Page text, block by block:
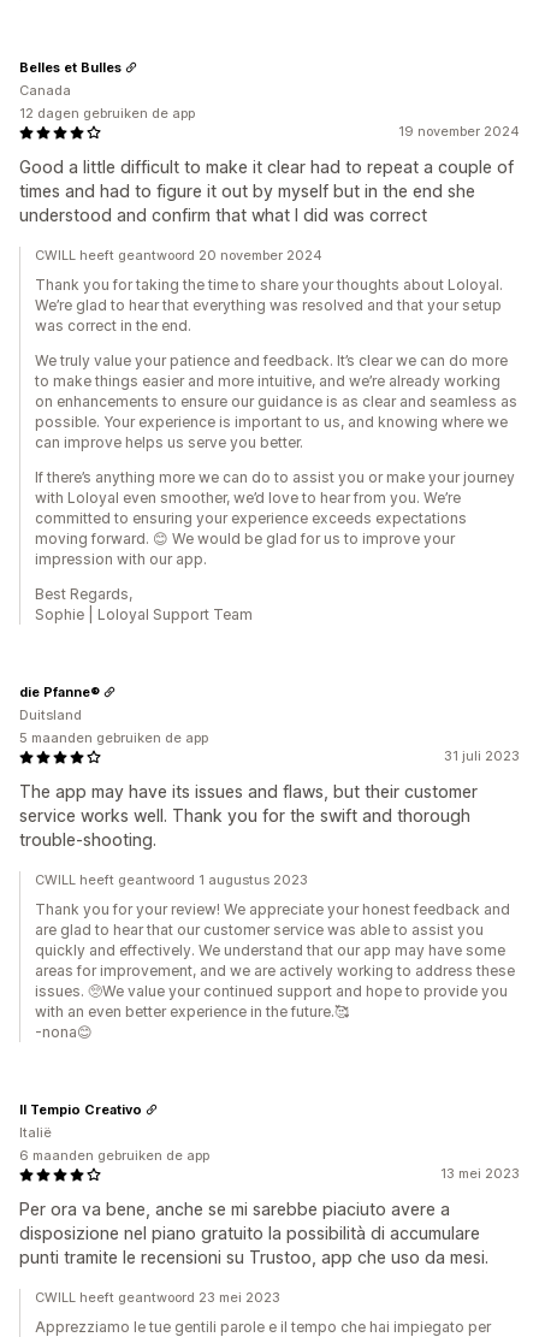
19 november 2024
Good a little difficult to make it clear had to repeat a couple of
times and had to figure it out by myself but in the end she
understood and confirm that what I did was correct
Belles et Bulles
Canada
12 dagen gebruiken de app
CWILL heeft geantwoord 20 november 2024
Thank you for taking the time to share your thoughts about Loloyal.
We’re glad to hear that everything was resolved and that your setup
was correct in the end.
We truly value your patience and feedback. It’s clear we can do more
to make things easier and more intuitive, and we’re already working
on enhancements to ensure our guidance is as clear and seamless as
possible. Your experience is important to us, and knowing where we
can improve helps us serve you better.
If there’s anything more we can do to assist you or make your journey
with Loloyal even smoother, we’d love to hear from you. We’re
committed to ensuring your experience exceeds expectations
moving forward. 😊 We would be glad for us to improve your
impression with our app.
Best Regards,
Sophie | Loloyal Support Team
31 juli 2023
The app may have its issues and flaws, but their customer
service works well. Thank you for the swift and thorough
trouble-shooting.
die Pfanne®
Duitsland
5 maanden gebruiken de app
CWILL heeft geantwoord 1 augustus 2023
Thank you for your review! We appreciate your honest feedback and
are glad to hear that our customer service was able to assist you
quickly and effectively. We understand that our app may have some
areas for improvement, and we are actively working to address these
issues. 🥺We value your continued support and hope to provide you
with an even better experience in the future.🥰
-nona😊
13 mei 2023
Per ora va bene, anche se mi sarebbe piaciuto avere a
disposizione nel piano gratuito la possibilità di accumulare
punti tramite le recensioni su Trustoo, app che uso da mesi.
Il Tempio Creativo
Italië
6 maanden gebruiken de app
CWILL heeft geantwoord 23 mei 2023
Apprezziamo le tue gentili parole e il tempo che hai impiegato per